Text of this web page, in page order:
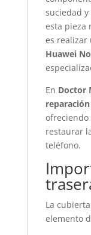
suciedad
esta pieza
es realizar
Huawei
En Doctor
ofreciendo
restaurar
teléfono.
La
elemento